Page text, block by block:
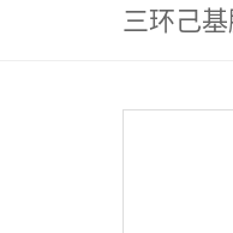
三环己